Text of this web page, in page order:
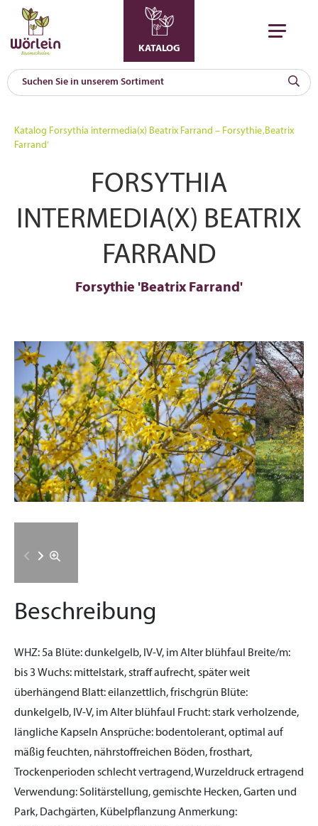
KATALOG
Katalog Forsythia intermedia(x) Beatrix Farrand – Forsythie ‚Beatrix
Farrand‘
FORSYTHIA
INTERMEDIA(X) BEATRIX
FARRAND
Forsythie 'Beatrix Farrand'
Beschreibung
WHZ:5a Blüte:dunkelgelb, IV-V, im Alter blühfaul
Breite/m:
bis 3 Wuchs: mittelstark, straff aufrecht, später weit
überhängend Blatt:eilanzettlich, frischgrün Blüte:
dunkelgelb, IV-V, im Alter blühfaul
Frucht:stark verholzende,
längliche Kapseln Ansprüche: bodentolerant, optimal auf
mäßig feuchten, nährstoffreichen Böden, frosthart,
Trockenperioden schlecht vertragend, Wurzeldruck ertragend
Verwendung:Solitärstellung, gemischte Hecken, Garten und
Park, Dachgärten, Kübelpflanzung Anmerkung: